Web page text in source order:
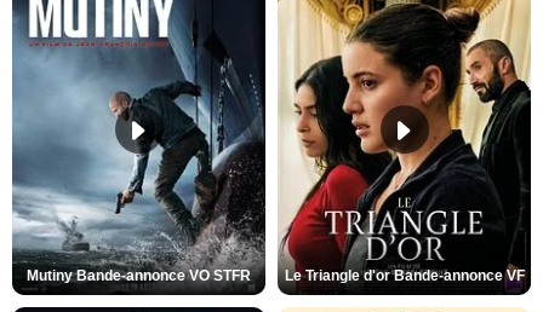
Mutiny Bande-annonce VO STFR Le Triangle d'or Bande-annonce VF